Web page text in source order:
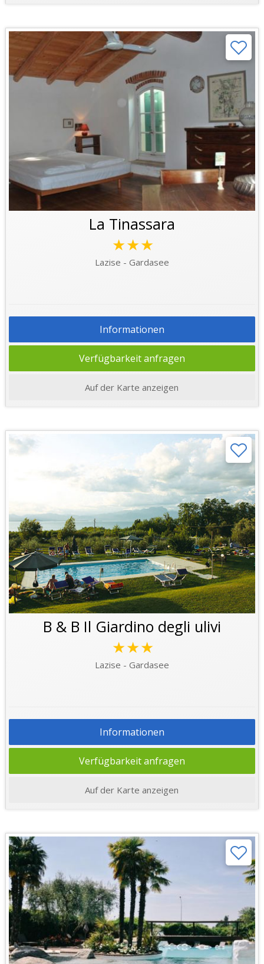
La Tinassara
★★★
Lazise - Gardasee
Informationen
Verfügbarkeit anfragen
Auf der Karte anzeigen
B & B Il Giardino degli ulivi
★★★
Lazise - Gardasee
Informationen
Verfügbarkeit anfragen
Auf der Karte anzeigen